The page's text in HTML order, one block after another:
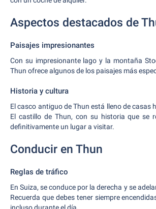
Aspectos destacados de
Paisajes impresionantes
Con su impresionante lago y la montaña
Thun ofrece algunos de los paisajes más
Historia y cultura
El casco antiguo de Thun está lleno de casas
El castillo de Thun, con su historia que se
definitivamente un lugar a visitar.
Conducir en Thun
Reglas de tráfico
En Suiza, se conduce por la derecha y se
Recuerda que debes tener siempre